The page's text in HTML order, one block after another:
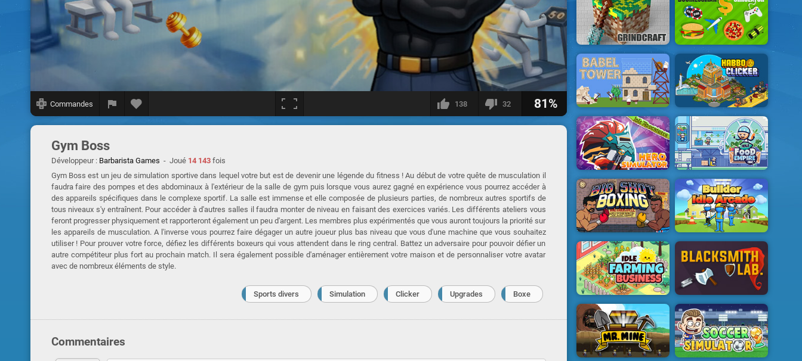
Commandes 138 32 81%
Gym Boss
Développeur : Barbarista Games - Joué 14 143fois
Gym Boss est un jeu de simulation sportive dans lequel votre but est de devenir une légende du fitness ! Au début de votre quête de musculation il
faudra faire des pompes et des abdominaux à l'extérieur de la salle de gym puis lorsque vous aurez gagné en expérience vous pourrez accéder à
des appareils spécifiques dans le complexe sportif. La salle est immense et elle composée de plusieurs parties, de nombreux autres sportifs de
tous niveaux s'y entraînent. Pour accéder à d'autres salles il faudra monter de niveau en faisant des exercices variés. Les différents ateliers vous
feront progresser physiquement et rapporteront également un peu d'argent. Les membres plus expérimentés que vous auront toujours la priorité sur
les appareils de musculation. A l'inverse vous pourrez faire dégager un autre joueur plus bas niveau que vous d'une machine que vous souhaitez
utiliser ! Pour prouver votre force, défiez les différents boxeurs qui vous attendent dans le ring central. Battez un adversaire pour pouvoir défier un
autre compétiteur plus fort au prochain match. Il sera également possible d'aménager entièrement votre maison et de personnaliser votre avatar
avec de nombreux éléments de style.
Sports divers Simulation Clicker Upgrades Boxe
Commentaires